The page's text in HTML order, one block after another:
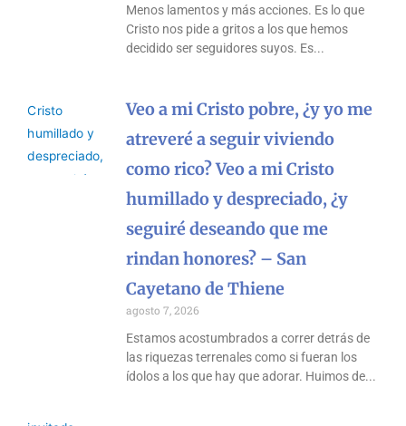
Menos lamentos y más acciones. Es lo que
Cristo nos pide a gritos a los que hemos
decidido ser seguidores suyos. Es
Veo a mi Cristo pobre, ¿y yo me
atreveré a seguir viviendo
como rico? Veo a mi Cristo
humillado y despreciado, ¿y
seguiré deseando que me
rindan honores? – San
Cayetano de Thiene
agosto 7, 2026
Estamos acostumbrados a correr detrás de
las riquezas terrenales como si fueran los
ídolos a los que hay que adorar. Huimos de